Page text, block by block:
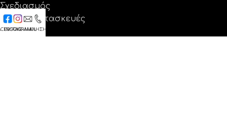
Σχεδιασμός
Ειδικές κατασκευές
Έργα
INSTAGRAM
E-MAILΚΛΗΣΗ